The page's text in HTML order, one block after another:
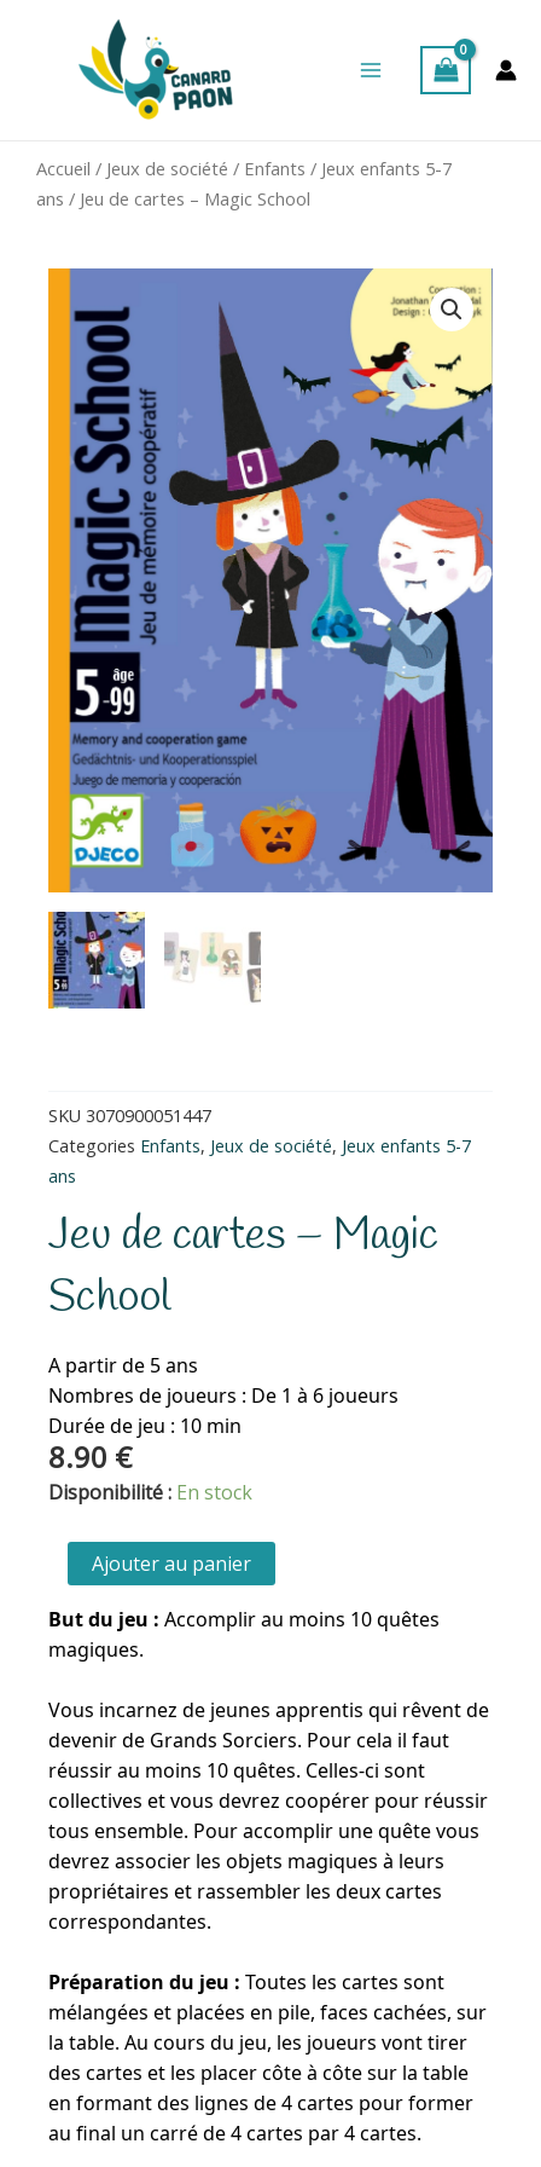
Menu
Accueil / Jeux de société / Enfants / Jeux enfants 5-7
ans / Jeu de cartes – Magic School
SKU 3070900051447
Categories Enfants, Jeux de société, Jeux enfants 5-7
ans
Jeu de cartes – Magic
School
A partir de 5 ans
Nombres de joueurs : De 1 à 6 joueurs
Durée de jeu : 10 min
8.90 €
Disponibilité : En stock
quantité
Jeu
de
cartes
-
School
Ajouter au panier
But du jeu : Accomplir au moins 10 quêtes
magiques.
Vous incarnez de jeunes apprentis qui rêvent de
devenir de Grands Sorciers. Pour cela il faut
réussir au moins 10 quêtes. Celles-ci sont
collectives et vous devrez coopérer pour réussir
tous ensemble. Pour accomplir une quête vous
devrez associer les objets magiques à leurs
propriétaires et rassembler les deux cartes
correspondantes.
Préparation du jeu : Toutes les cartes sont
mélangées et placées en pile, faces cachées, sur
la table. Au cours du jeu, les joueurs vont tirer
des cartes et les placer côte à côte sur la table
en formant des lignes de 4 cartes pour former
au final un carré de 4 cartes par 4 cartes.